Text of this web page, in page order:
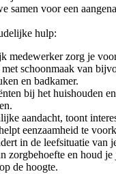
samen voor een
hulp:
medewerker zorg je
schoonmaak van
en badkamer.
bij het huishouden
aandacht, toont
eenzaamheid te
in de leefsituatie van
zorgbehoefte en houd
de hoogte.